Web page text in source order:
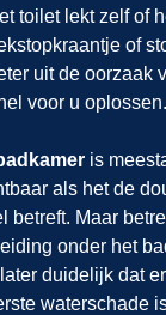
toilet lekt zelf of
of
uitde oorzaak
voor u oplossen.
is
als het de
betreft. Maar
onder het
duidelijk dat
waterschade